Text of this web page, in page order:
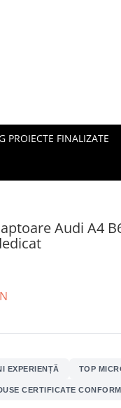
PROIECTE FINALIZATE
Audi A4
EXPERIENȚĂ TOP
CERTIFICATE